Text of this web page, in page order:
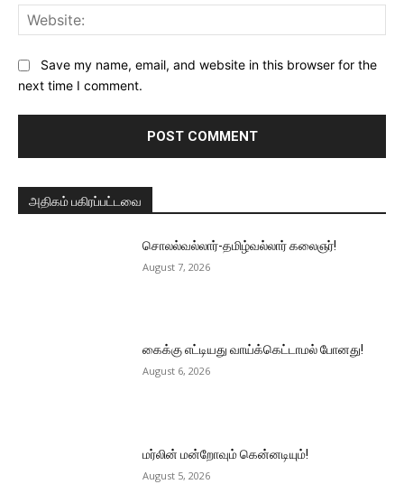
Save my name, email, and website in this browser for the
next time I comment.
அதிகம் பகிரப்பட்டவை
சொலல்வல்லார்-தமிழ்வல்லார் கலைஞர்!
August 7, 2026
கைக்கு எட்டியது வாய்க்கெட்டாமல் போனது!
August 6, 2026
மர்லின் மன்றோவும் கென்னடியும்!
August 5, 2026